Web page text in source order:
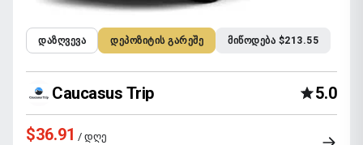
ᲓᲐᲖᲦᲕᲔᲕᲐ ᲓᲔᲞᲝᲖᲘᲢᲘᲡ ᲒᲐᲠᲔᲨᲔ ᲛᲘᲬᲝᲓᲔᲑᲐ $213.55
Caucasus Trip 5.0
$36.91 / დღე